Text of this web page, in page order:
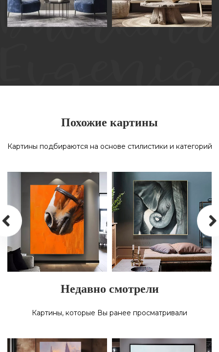
Похожие картины
Картины подбираются на основе стилистики и категорий
КАРТИНА МАСЛОМ НА
МГНОВЕНИЯ»
ХОЛСТЕ «СЛОНЫ»
Недавно смотрели
Картины, которые Вы ранее просматривали